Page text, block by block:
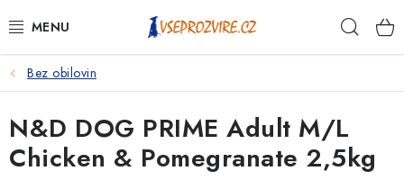
na
PSI
KOČKY
KONĚ
Bez obilovin
N&D DOG PRIME Adult M/L
Chicken & Pomegranate 2,5kg